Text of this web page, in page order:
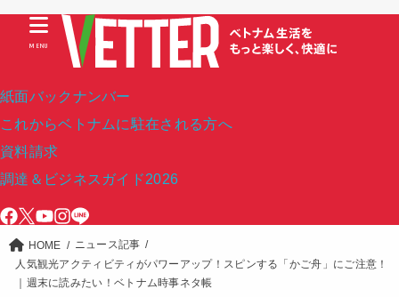
紙面バックナンバー
これからベトナムに駐在される方へ
資料請求
調達＆ビジネスガイド2026
MENU
HOME
ニュース記事
人気観光アクティビティがパワーアップ！スピンする「かご舟」にご注意！
｜週末に読みたい！ベトナム時事ネタ帳